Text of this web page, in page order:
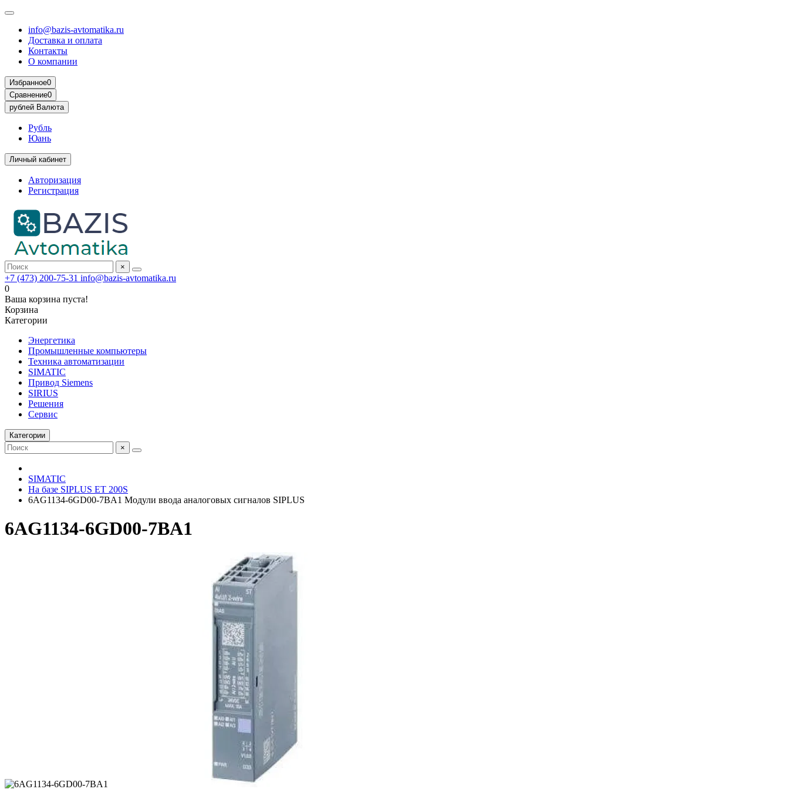
info@bazis-avtomatika.ru
Доставка и оплата
Контакты
О компании
Избранное0
Сравнение0
рублей Валюта
Рубль
Юань
Личный кабинет
Авторизация
Регистрация
×
+7 (473) 200-75-31 info@bazis-avtomatika.ru
0
Ваша корзина пуста!
Корзина
Категории
Энергетика
Промышленные компьютеры
Техника автоматизации
SIMATIC
Привод Siemens
SIRIUS
Решения
Сервис
Категории
×
SIMATIC
На базе SIPLUS ET 200S
6AG1134-6GD00-7BA1 Модули ввода аналоговых сигналов SIPLUS
6AG1134-6GD00-7BA1